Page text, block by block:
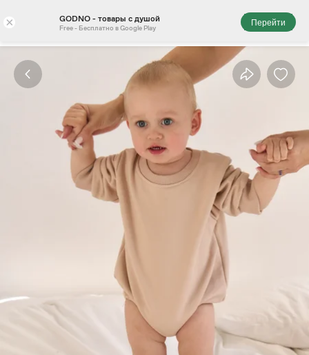
× GODNO - товары с душой
Free - Бесплатно в Google Play
Перейти